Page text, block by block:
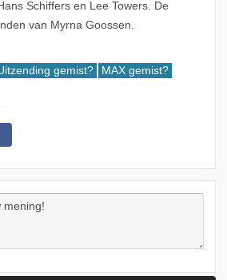
Schiffers en Lee Towers. De
van Myrna Goossen.
gemist? MAX gemist?